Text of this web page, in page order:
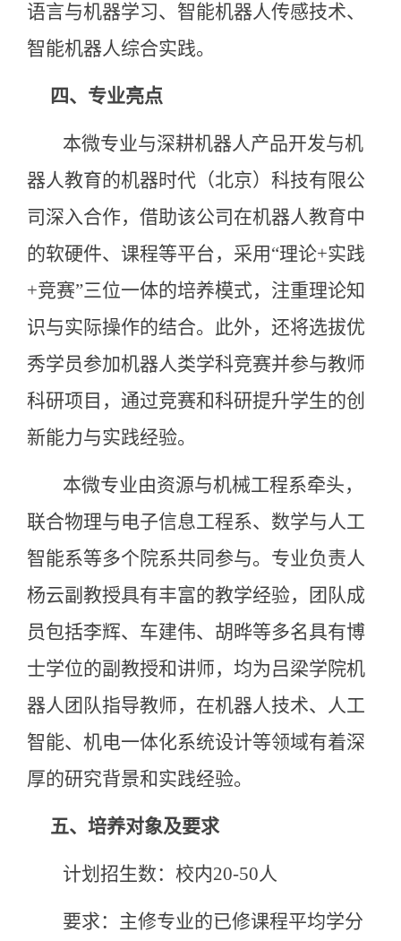
语言与机器学习、智能机器人传感技术、
智能机器人综合实践。
四、 专业亮点
本微专业与深耕机器人产品开发与机
器人教育的机器时代（北京）科技有限公
司深入合作，借助该公司在机器人教育中
的软硬件、课程等平台，采用“理论+实践
+竞赛”三位一体的培养模式，注重理论知
识与实际操作的结合。此外，还将选拔优
秀学员参加机器人类学科竞赛并参与教师
科研项目，通过竞赛和科研提升学生的创
新能力与实践经验。
本微专业由资源与机械工程系牵头，
联合物理与电子信息工程系、数学与人工
智能系等多个院系共同参与。专业负责人
杨云副教授具有丰富的教学经验，团队成
员包括李辉、车建伟、胡晔等多名具有博
士学位的副教授和讲师，均为吕梁学院机
器人团队指导教师，在机器人技术、人工
智能、机电一体化系统设计等领域有着深
厚的研究背景和实践经验。
五、 培养对象及要求
计划招生数：校内20-50人
要求：主修专业的已修课程平均学分